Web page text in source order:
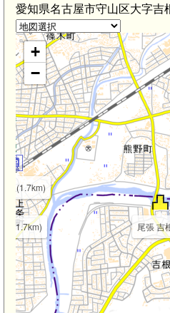
愛知県名古屋市守山区大字吉
駅(1.7km)
尾張 吉
城(1.7km)
+
−